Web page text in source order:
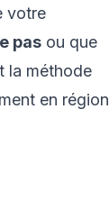
votre
pas ou que
la méthode
en région